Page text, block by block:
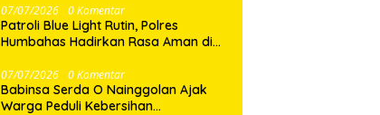
Tertampung
07/07/2026 0 Komentar
Patroli Blue Light Rutin, Polres
Humbahas Hadirkan Rasa Aman di
07/07/2026 0 Komentar
Babinsa Serda O Nainggolan Ajak
Warga Peduli Kebersihan